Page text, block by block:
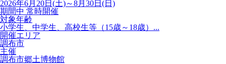
2026年6月20日(土)～8月30日(日)
期間中 常時開催
対象年齢
小学生、中学生、高校生等（15歳～18歳）...
開催エリア
調布市
主催
調布市郷土博物館